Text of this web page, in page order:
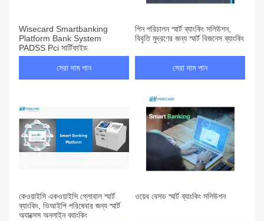
Wisecard Smartbanking
Platform Bank System
PADSS Pci সার্টিফাইড
সেরা দাম পান
পিন পরিচালন স্মার্ট ব্যাংকিং সলিউশন,
বিবৃতি মুদ্রণের জন্য স্মার্ট বিজনেস ব্যাংকিং
সেরা দাম পান
কেওয়াইসি একওয়াইসি গ্লোবাল স্মার্ট
ব্যাংকিং, ভিআইপি পরিষেবার জন্য স্মার্ট
অ্যাক্সেস অনলাইন ব্যাংকিং
ওয়েব বেসড স্মার্ট ব্যাংকিং সলিউশন